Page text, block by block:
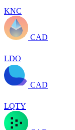
KNC
CAD
LDO
CAD
LQTY